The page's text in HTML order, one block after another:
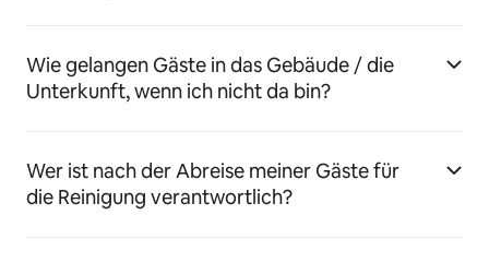
Wie gelangen Gäste in das Gebäude / die
Unterkunft, wenn ich nicht da bin?
Wer ist nach der Abreise meiner Gäste für
die Reinigung verantwortlich?